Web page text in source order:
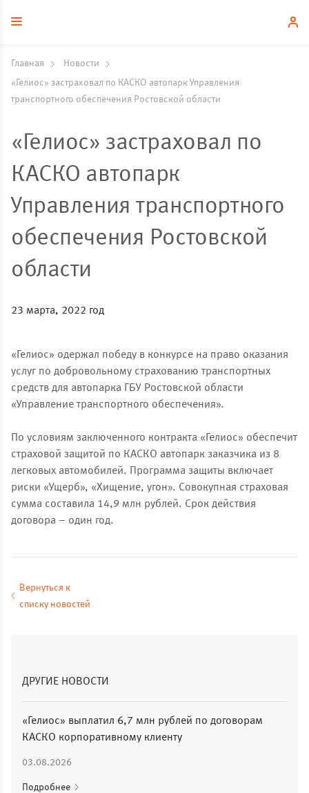
Главная
Новости
«Гелиос» застраховал по КАСКО автопарк Управления
транспортного обеспечения Ростовской области
«Гелиос» застраховал по
КАСКО автопарк
Управления транспортного
обеспечения Ростовской
области
23 марта, 2022 год
«Гелиос» одержал победу в конкурсе на право оказания
услуг по добровольному страхованию транспортных
средств для автопарка ГБУ Ростовской области
«Управление транспортного обеспечения».
По условиям заключенного контракта «Гелиос» обеспечит
страховой защитой по КАСКО автопарк заказчика из 8
легковых автомобилей. Программа защиты включает
риски «Ущерб», «Хищение, угон». Совокупная страховая
сумма составила 14,9 млн рублей. Срок действия
договора – один год.
Вернуться к
списку новостей
ДРУГИЕ НОВОСТИ
«Гелиос» выплатил 6,7 млн рублей по договорам
КАСКО корпоративному клиенту
03.08.2026
Подробнее